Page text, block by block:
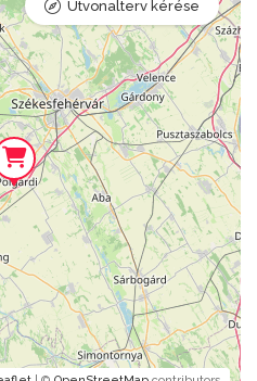
Útvonalterv kérése